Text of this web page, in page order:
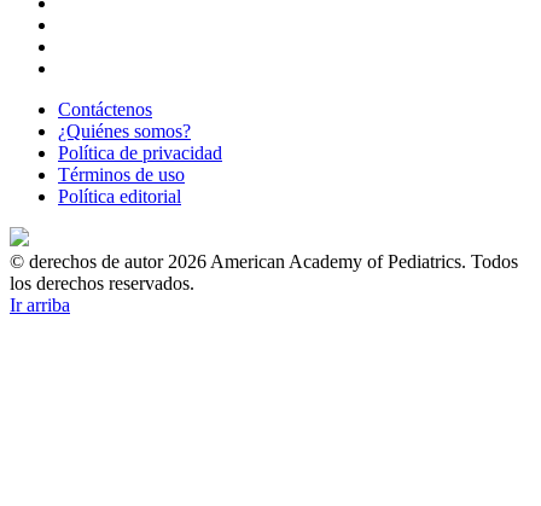
Contáctenos
¿Quiénes somos?
Política de privacidad
Términos de uso
Política editorial
© derechos de autor 2026 American Academy of Pediatrics. Todos
los derechos reservados.
Ir arriba